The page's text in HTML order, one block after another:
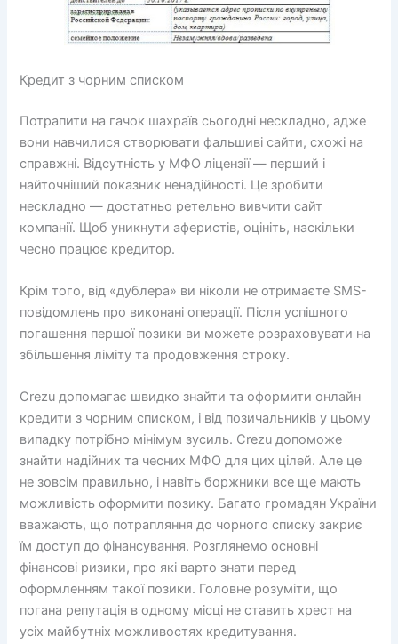
Кредит з чорним списком
Потрапити на гачок шахраїв сьогодні нескладно, адже
вони навчилися створювати фальшиві сайти, схожі на
справжні. Відсутність у МФО ліцензії — перший і
найточніший показник ненадійності. Це зробити
нескладно — достатньо ретельно вивчити сайт
компанії. Щоб уникнути аферистів, оцініть, наскільки
чесно працює кредитор.
Крім того, від «дублера» ви ніколи не отримаєте SMS-
повідомлень про виконані операції. Після успішного
погашення першої позики ви можете розраховувати на
збільшення ліміту та продовження строку.
Crezu допомагає швидко знайти та оформити онлайн
кредити з чорним списком, і від позичальників у цьому
випадку потрібно мінімум зусиль. Crezu допоможе
знайти надійних та чесних МФО для цих цілей. Але це
не зовсім правильно, і навіть боржники все ще мають
можливість оформити позику. Багато громадян України
вважають, що потрапляння до чорного списку закриє
їм доступ до фінансування. Розглянемо основні
фінансові ризики, про які варто знати перед
оформленням такої позики. Головне розуміти, що
погана репутація в одному місці не ставить хрест на
усіх майбутніх можливостях кредитування.